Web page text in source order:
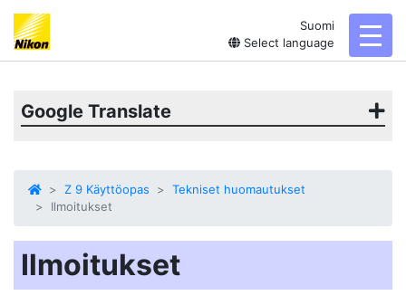
Suomi
Select language
Google Translate
Z 9 Käyttöopas
Tekniset huomautukset
Ilmoitukset
Ilmoitukset